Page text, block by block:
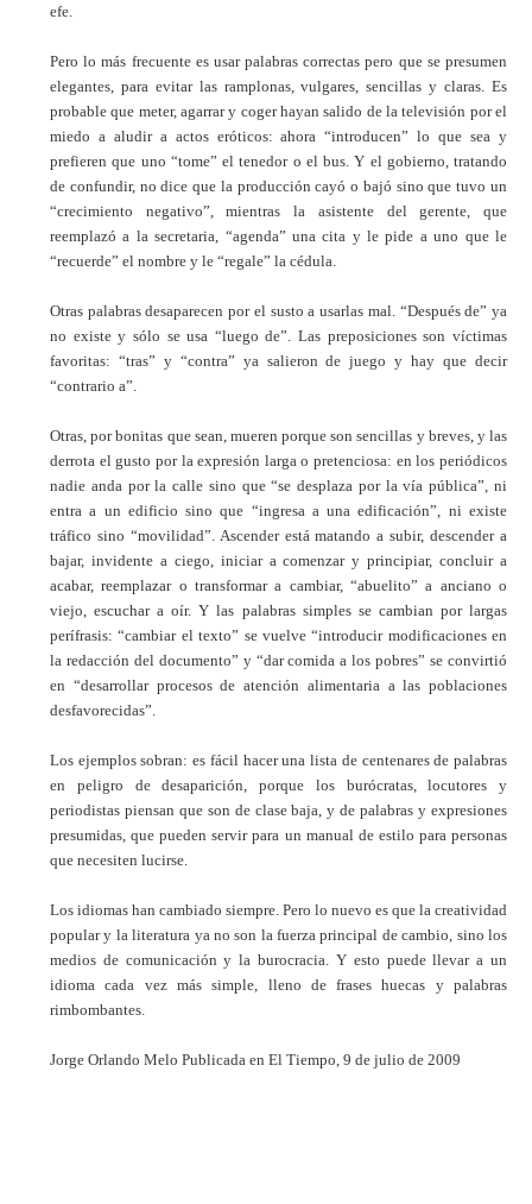
efe.
Pero lo más frecuente es usar palabras correctas pero que se presumen
elegantes, para evitar las ramplonas, vulgares, sencillas y claras. Es
probable que meter, agarrar y coger hayan salido de la televisión por el
miedo a aludir a actos eróticos: ahora “introducen” lo que sea y
prefieren que uno “tome” el tenedor o el bus. Y el gobierno, tratando
de confundir, no dice que la producción cayó o bajó sino que tuvo un
“crecimiento negativo”, mientras la asistente del gerente, que
reemplazó a la secretaria, “agenda” una cita y le pide a uno que le
“recuerde” el nombre y le “regale” la cédula.
Otras palabras desaparecen por el susto a usarlas mal. “Después de” ya
no existe y sólo se usa “luego de”. Las preposiciones son víctimas
favoritas: “tras” y “contra” ya salieron de juego y hay que decir
“contrario a”.
Otras, por bonitas que sean, mueren porque son sencillas y breves, y las
derrota el gusto por la expresión larga o pretenciosa: en los periódicos
nadie anda por la calle sino que “se desplaza por la vía pública”, ni
entra a un edificio sino que “ingresa a una edificación”, ni existe
tráfico sino “movilidad”. Ascender está matando a subir, descender a
bajar, invidente a ciego, iniciar a comenzar y principiar, concluir a
acabar, reemplazar o transformar a cambiar, “abuelito” a anciano o
viejo, escuchar a oír. Y las palabras simples se cambian por largas
perífrasis: “cambiar el texto” se vuelve “introducir modificaciones en
la redacción del documento” y “dar comida a los pobres” se convirtió
en “desarrollar procesos de atención alimentaria a las poblaciones
desfavorecidas”.
Los ejemplos sobran: es fácil hacer una lista de centenares de palabras
en peligro de desaparición, porque los burócratas, locutores y
periodistas piensan que son de clase baja, y de palabras y expresiones
presumidas, que pueden servir para un manual de estilo para personas
que necesiten lucirse.
Los idiomas han cambiado siempre. Pero lo nuevo es que la creatividad
popular y la literatura ya no son la fuerza principal de cambio, sino los
medios de comunicación y la burocracia. Y esto puede llevar a un
idioma cada vez más simple, lleno de frases huecas y palabras
rimbombantes.
Jorge Orlando Melo Publicada en El Tiempo, 9 de julio de 2009